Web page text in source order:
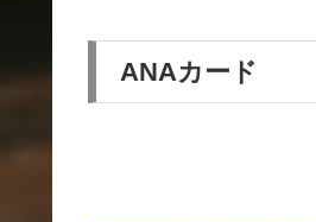
ANAカード